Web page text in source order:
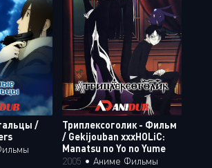
/
Триплексоголик - Фильм
/ Gekijouban xxxHOLiC:
Manatsu no Yo no Yume
2005 • Аниме Фильмы